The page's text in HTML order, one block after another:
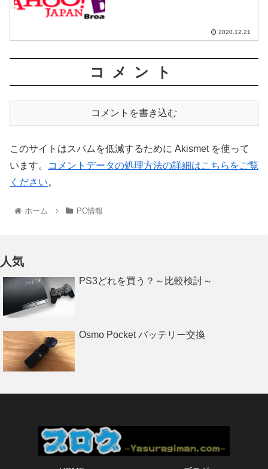
2020.12.21
コメント
コメントを書き込む
このサイトはスパムを低減するために Akismet を使って
います。
コメントデータの処理方法の詳細はこちらをご覧
ください。
ホーム PC情報
人気
PS3どれを買う？～比較検討～
Osmo Pocket バッテリー交換